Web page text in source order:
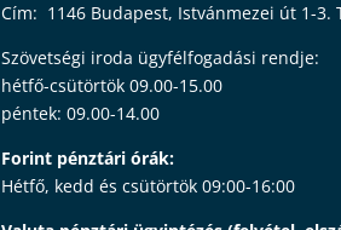
Cím: 1146 Budapest, Istvánmezei út 1-3.
Szövetségi iroda ügyfélfogadási rendje:
hétfő-csütörtök 09.00-15.00
péntek: 09.00-14.00
Forint pénztári órák:
Hétfő, kedd és csütörtök 09:00-16:00